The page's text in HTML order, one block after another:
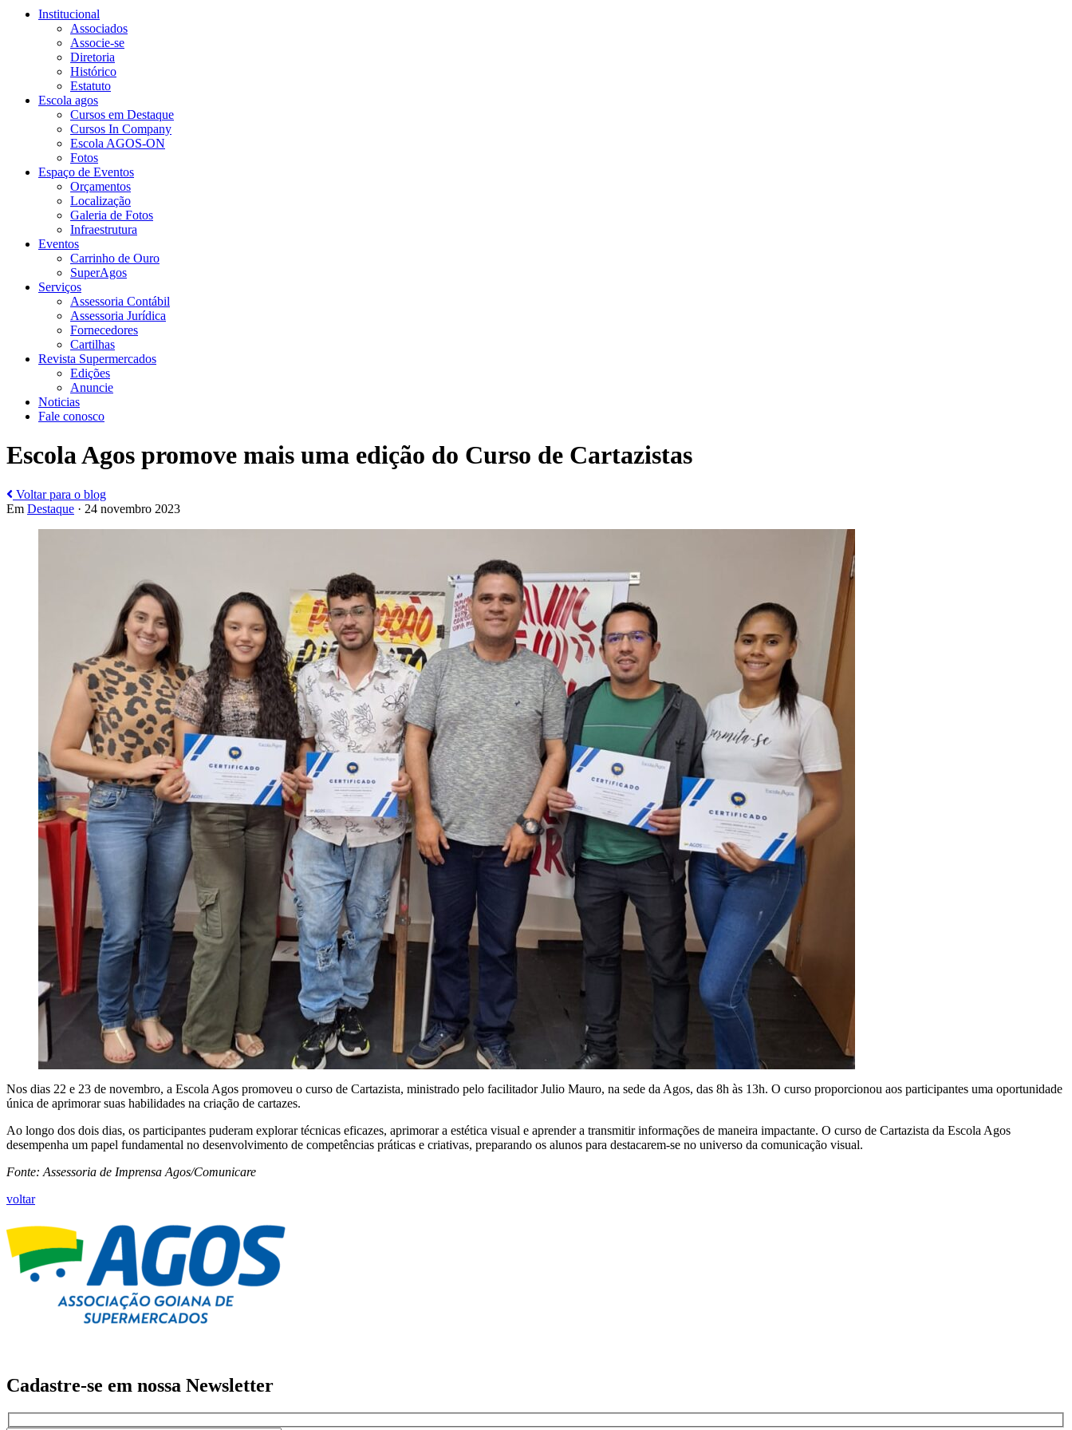
Institucional
Associados
Associe-se
Diretoria
Histórico
Estatuto
Escola agos
Cursos em Destaque
Cursos In Company
Escola AGOS-ON
Fotos
Espaço de Eventos
Orçamentos
Localização
Galeria de Fotos
Infraestrutura
Eventos
Carrinho de Ouro
SuperAgos
Serviços
Assessoria Contábil
Assessoria Jurídica
Fornecedores
Cartilhas
Revista Supermercados
Edições
Anuncie
Noticias
Fale conosco
Escola Agos promove mais uma edição do Curso de Cartazistas
Voltar para o blog
Em Destaque · 24 novembro 2023
Nos dias 22 e 23 de novembro, a Escola Agos promoveu o curso de Cartazista, ministrado pelo facilitador Julio Mauro, na sede da Agos, das 8h às 13h. O curso proporcionou aos participantes uma oportunidade
única de aprimorar suas habilidades na criação de cartazes.
Ao longo dos dois dias, os participantes puderam explorar técnicas eficazes, aprimorar a estética visual e aprender a transmitir informações de maneira impactante. O curso de Cartazista da Escola Agos
desempenha um papel fundamental no desenvolvimento de competências práticas e criativas, preparando os alunos para destacarem-se no universo da comunicação visual.
Fonte: Assessoria de Imprensa Agos/Comunicare
voltar
Cadastre-se em nossa Newsletter